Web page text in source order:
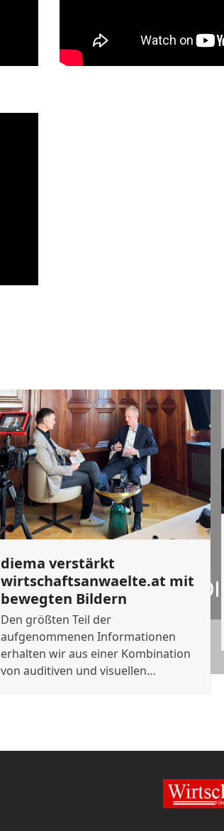
diema verstärkt
wirtschaftsanwaelte.at mit
bewegten Bildern
Den größten Teil der
aufgenommenen Informationen
erhalten wir aus einer Kombination
von auditiven und visuellen…